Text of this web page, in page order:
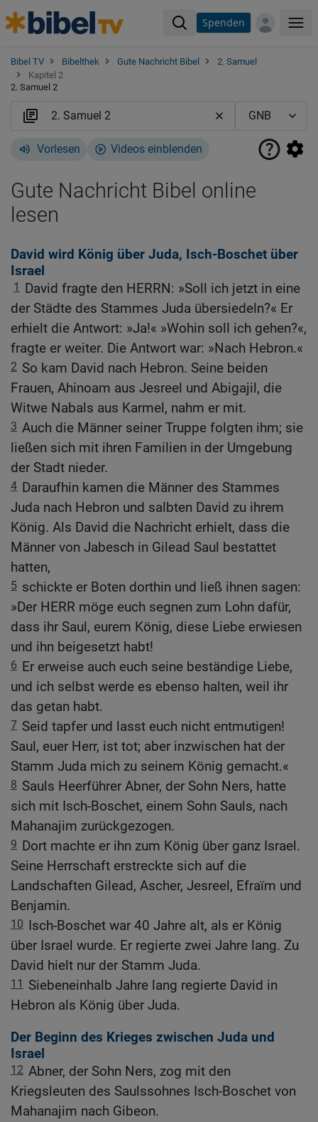
Spenden
Bibel TV Bibelthek Gute Nachricht Bibel
2. Samuel
Kapitel 2
2. Samuel 2
Vorlesen Videos einblenden
Gute Nachricht Bibel online
lesen
David wird König über Juda, Isch-Boschet über
Israel
1
David fragte den HERRN: »Soll ich jetzt in eine
der Städte des Stammes Juda übersiedeln?« Er
erhielt die Antwort: »Ja!« »Wohin soll ich gehen?«,
fragte er weiter. Die Antwort war: »Nach Hebron.«
2 So kam David nach Hebron. Seine beiden
Frauen, Ahinoam aus Jesreel und Abigajil, die
Witwe Nabals aus Karmel, nahm er mit.
3 Auch die Männer seiner Truppe folgten ihm; sie
ließen sich mit ihren Familien in der Umgebung
der Stadt nieder.
4 Daraufhin kamen die Männer des Stammes
Juda nach Hebron und salbten David zu ihrem
König. Als David die Nachricht erhielt, dass die
Männer von Jabesch in Gilead Saul bestattet
hatten,
5 schickte er Boten dorthin und ließ ihnen sagen:
»Der HERR möge euch segnen zum Lohn dafür,
dass ihr Saul, eurem König, diese Liebe erwiesen
und ihn beigesetzt habt!
6 Er erweise auch euch seine beständige Liebe,
und ich selbst werde es ebenso halten, weil ihr
das getan habt.
7 Seid tapfer und lasst euch nicht entmutigen!
Saul, euer Herr, ist tot; aber inzwischen hat der
Stamm Juda mich zu seinem König gemacht.«
8 Sauls Heerführer Abner, der Sohn Ners, hatte
sich mit Isch-Boschet, einem Sohn Sauls, nach
Mahanajim zurückgezogen.
9 Dort machte er ihn zum König über ganz Israel.
Seine Herrschaft erstreckte sich auf die
Landschaften Gilead, Ascher, Jesreel, Efraïm und
Benjamin.
10 Isch-Boschet war 40 Jahre alt, als er König
über Israel wurde. Er regierte zwei Jahre lang. Zu
David hielt nur der Stamm Juda.
11
Siebeneinhalb Jahre lang regierte David in
Hebron als König über Juda.
Der Beginn des Krieges zwischen Juda und
Israel
12 Abner, der Sohn Ners, zog mit den
Kriegsleuten des Saulssohnes Isch-Boschet von
Mahanajim nach Gibeon.